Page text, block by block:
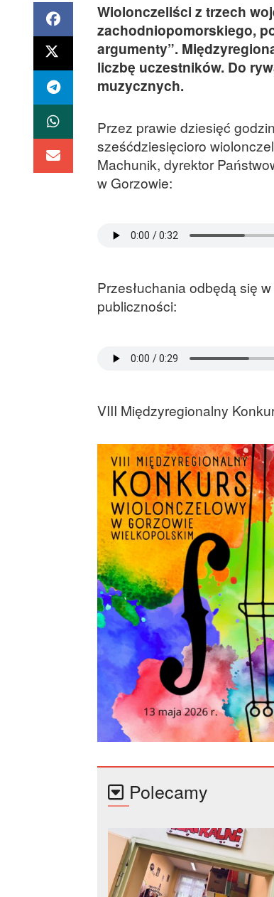
Wiolonczeliści z trzech
zachodniopomorskiego,
argumenty”.
liczbę uczestników. Do
muzycznych.
Przez prawie dziesięć
sześćdziesięcioro
Machunik, dyrektor
w Gorzowie:
Przesłuchania odbędą się
publiczności:
VIII Międzyregionalny
Polecamy